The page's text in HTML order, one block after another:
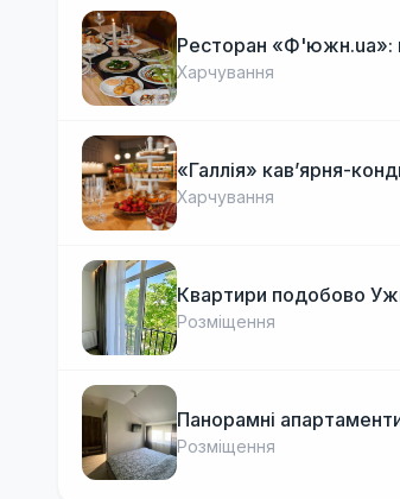
Ресторан «Ф'южн.ua»:
Харчування
«Галлія» кав’ярня-
Харчування
Квартири подобово
Розміщення
Панорамні
Розміщення